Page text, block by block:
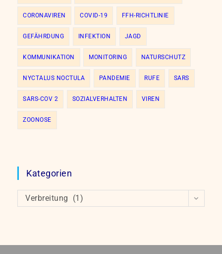
CORONAVIREN COVID-19 FFH-RICHTLINIE
GEFÄHRDUNG INFEKTION JAGD
KOMMUNIKATION MONITORING NATURSCHUTZ
NYCTALUS NOCTULA PANDEMIE RUFE SARS
SARS-COV 2 SOZIALVERHALTEN VIREN
ZOONOSE
Kategorien
Kategorien
Verbreitung (1)